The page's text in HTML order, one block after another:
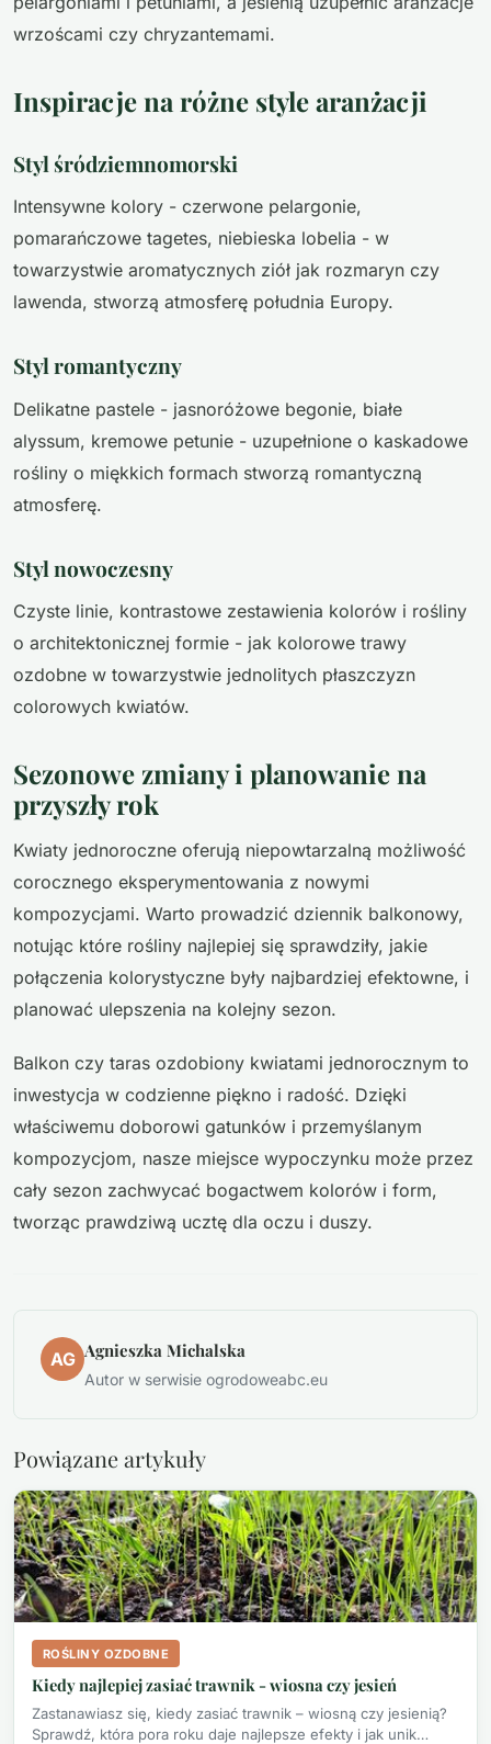
wrzoścami czy chryzantemami.
Inspiracje na różne style aranżacji
Styl śródziemnomorski
Intensywne kolory - czerwone pelargonie,
pomarańczowe tagetes, niebieska lobelia - w
towarzystwie aromatycznych ziół jak rozmaryn czy
lawenda, stworzą atmosferę południa Europy.
Styl romantyczny
Delikatne pastele - jasnoróżowe begonie, białe
alyssum, kremowe petunie - uzupełnione o kaskadowe
rośliny o miękkich formach stworzą romantyczną
atmosferę.
Styl nowoczesny
Czyste linie, kontrastowe zestawienia kolorów i rośliny
o architektonicznej formie - jak kolorowe trawy
ozdobne w towarzystwie jednolitych płaszczyzn
colorowych kwiatów.
Sezonowe zmiany i planowanie na
przyszły rok
Kwiaty jednoroczne oferują niepowtarzalną możliwość
corocznego eksperymentowania z nowymi
kompozycjami. Warto prowadzić dziennik balkonowy,
notując które rośliny najlepiej się sprawdziły, jakie
połączenia kolorystyczne były najbardziej efektowne, i
planować ulepszenia na kolejny sezon.
Balkon czy taras ozdobiony kwiatami jednorocznym to
inwestycja w codzienne piękno i radość. Dzięki
właściwemu doborowi gatunków i przemyślanym
kompozycjom, nasze miejsce wypoczynku może przez
cały sezon zachwycać bogactwem kolorów i form,
tworząc prawdziwą ucztę dla oczu i duszy.
AG Agnieszka Michalska
Autor w serwisie ogrodoweabc.eu
Powiązane artykuły
ROŚLINY OZDOBNE
Kiedy najlepiej zasiać trawnik - wiosna czy jesień
Zastanawiasz się, kiedy zasiać trawnik – wiosną czy jesienią?
Sprawdź, która pora roku daje najlepsze efekty i jak unik…